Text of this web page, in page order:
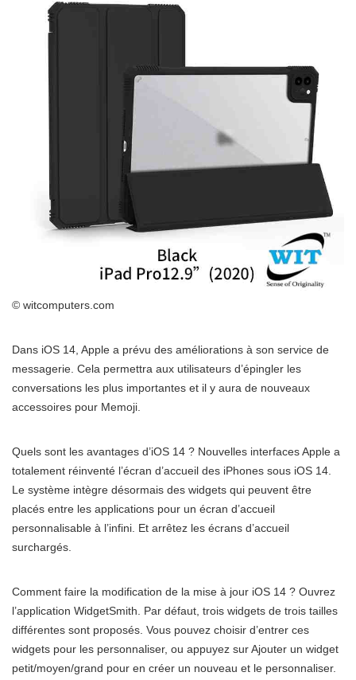
© witcomputers.com
Dans iOS 14, Apple a prévu des améliorations à son service de
messagerie. Cela permettra aux utilisateurs d’épingler les
conversations les plus importantes et il y aura de nouveaux
accessoires pour Memoji.
Quels sont les avantages d’iOS 14 ? Nouvelles interfaces Apple a
totalement réinventé l’écran d’accueil des iPhones sous iOS 14.
Le système intègre désormais des widgets qui peuvent être
placés entre les applications pour un écran d’accueil
personnalisable à l’infini. Et arrêtez les écrans d’accueil
surchargés.
Comment faire la modification de la mise à jour iOS 14 ? Ouvrez
l’application WidgetSmith. Par défaut, trois widgets de trois tailles
différentes sont proposés. Vous pouvez choisir d’entrer ces
widgets pour les personnaliser, ou appuyez sur Ajouter un widget
petit/moyen/grand pour en créer un nouveau et le personnaliser.